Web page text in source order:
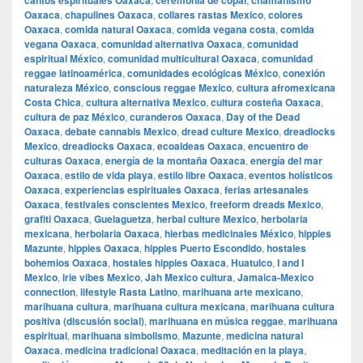
Oaxaca, chapulines Oaxaca, collares rastas Mexico, colores
Oaxaca, comida natural Oaxaca, comida vegana costa, comida
vegana Oaxaca, comunidad alternativa Oaxaca, comunidad
espiritual México, comunidad multicultural Oaxaca, comunidad
reggae latinoamérica, comunidades ecológicas México, conexión
naturaleza México, conscious reggae Mexico, cultura afromexicana
Costa Chica, cultura alternativa Mexico, cultura costeña Oaxaca,
cultura de paz México, curanderos Oaxaca, Day of the Dead
Oaxaca, debate cannabis Mexico, dread culture Mexico, dreadlocks
Mexico, dreadlocks Oaxaca, ecoaldeas Oaxaca, encuentro de
culturas Oaxaca, energía de la montaña Oaxaca, energía del mar
Oaxaca, estilo de vida playa, estilo libre Oaxaca, eventos holísticos
Oaxaca, experiencias espirituales Oaxaca, ferias artesanales
Oaxaca, festivales conscientes Mexico, freeform dreads Mexico,
grafiti Oaxaca, Guelaguetza, herbal culture Mexico, herbolaria
mexicana, herbolaria Oaxaca, hierbas medicinales México, hippies
Mazunte, hippies Oaxaca, hippies Puerto Escondido, hostales
bohemios Oaxaca, hostales hippies Oaxaca, Huatulco, I and I
Mexico, irie vibes Mexico, Jah Mexico cultura, Jamaica-Mexico
connection, lifestyle Rasta Latino, marihuana arte mexicano,
marihuana cultura, marihuana cultura mexicana, marihuana cultura
positiva (discusión social), marihuana en música reggae, marihuana
espiritual, marihuana simbolismo, Mazunte, medicina natural
Oaxaca, medicina tradicional Oaxaca, meditación en la playa,